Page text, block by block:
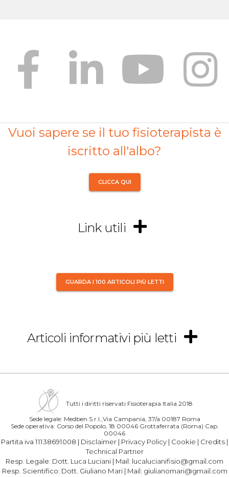
Vuoi sapere se il tuo fisioterapista è
iscritto all'albo?
CLICCA QUI
Link utili
GUARDA I 100 ARTICOLI PIÙ LETTI
Articoli informativi più letti
Tutti i diritti riservati Fisioterapia Italia 2018
Sede legale: Medben S.r.l.,Via Campania, 37/a 00187 Roma
Sede operativa: Corso del Popolo, 18 00046 Grottaferrata (Roma) Cap.
00046
Partita iva 11138691008 | Disclaimer | Privacy Policy | Cookie | Credits |
Technical Partner
Resp. Legale: Dott. Luca Luciani | Mail: lucalucianifisio@gmail.com
Resp. Scientifico: Dott. Giuliano Mari| Mail: giulianomari@gmail.com